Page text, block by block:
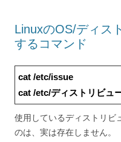
LinuxのOS/ディス
するコマンド
cat /etc/issue
cat /etc/ディストリビュ
使用しているディストリビ
のは、実は存在しません。